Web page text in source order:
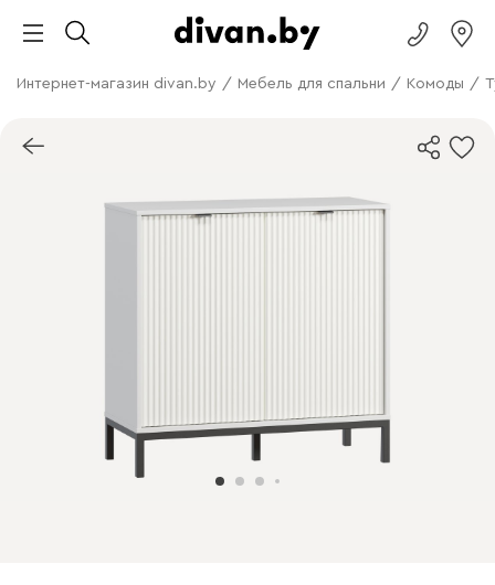
Интернет-магазин divan.by / Мебель для спальни / Комоды /